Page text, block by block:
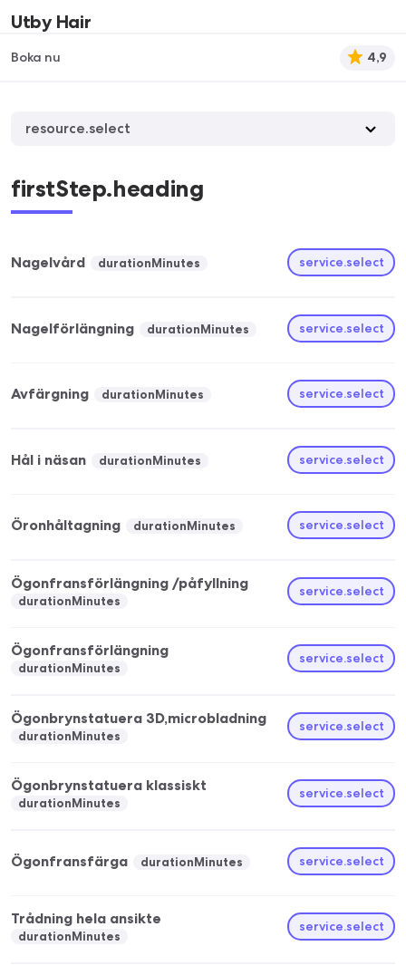
Utby Hair
Boka nu 4,9
resource.select
firstStep.heading
Nagelvård durationMinutes service.select
Nagelförlängning durationMinutes service.select
Avfärgning durationMinutes service.select
Hål i näsan durationMinutes service.select
Öronhåltagning durationMinutes service.select
Ögonfransförlängning /påfyllning
durationMinutes
service.select
Ögonfransförlängning
durationMinutes
service.select
Ögonbrynstatuera 3D,microbladning
durationMinutes
service.select
Ögonbrynstatuera klassiskt
durationMinutes
service.select
Ögonfransfärga durationMinutes service.select
Trådning hela ansikte
durationMinutes
service.select